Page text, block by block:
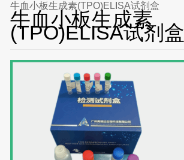
牛血小板生成素(TPO)ELISA试剂盒
牛血小板生成素
(TPO)ELISA试剂盒